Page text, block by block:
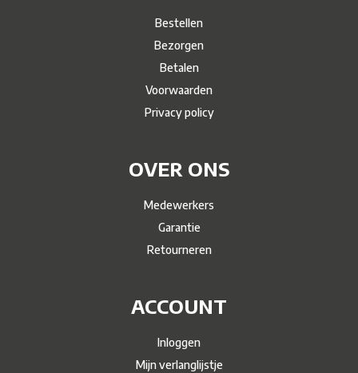
Bestellen
Bezorgen
Betalen
Voorwaarden
Privacy policy
OVER ONS
Medewerkers
Garantie
Retourneren
ACCOUNT
Inloggen
Mijn verlanglijstje